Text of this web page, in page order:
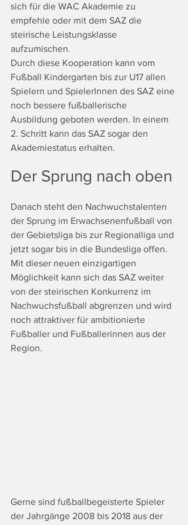
sich für die WAC Akademie zu
empfehle oder mit dem SAZ die
steirische Leistungsklasse
aufzumischen.
Durch diese Kooperation kann vom
Fußball Kindergarten bis zur U17 allen
Spielern und SpielerInnen des SAZ eine
noch bessere fußballerische
Ausbildung geboten werden. In einem
2. Schritt kann das SAZ sogar den
Akademiestatus erhalten.
Der Sprung nach oben
Danach steht den Nachwuchstalenten
der Sprung im Erwachsenenfußball von
der Gebietsliga bis zur Regionalliga und
jetzt sogar bis in die Bundesliga offen.
Mit dieser neuen einzigartigen
Möglichkeit kann sich das SAZ weiter
von der steirischen Konkurrenz im
Nachwuchsfußball abgrenzen und wird
noch attraktiver für ambitionierte
Fußballer und Fußballerinnen aus der
Region.
Gerne sind fußballbegeisterte Spieler
der Jahrgänge 2008 bis 2018 aus der